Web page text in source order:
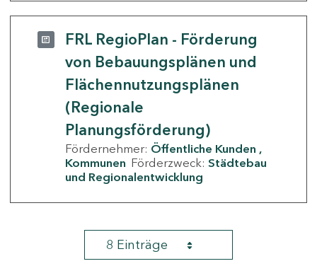
FRL RegioPlan - Förderung
von Bebauungsplänen und
Flächennutzungsplänen
(Regionale
Planungsförderung)
Fördernehmer: Öffentliche Kunden
Kommunen Förderzweck: Städtebau
und Regionalentwicklung
8 Einträge